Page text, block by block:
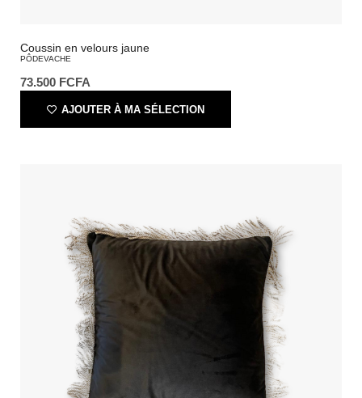
Coussin en velours jaune
PÔDEVACHE
73.500 FCFA
AJOUTER À MA SÉLECTION